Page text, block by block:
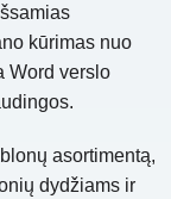
kūrimas nuo
Word verslo
asortimentą,
dydžiams ir